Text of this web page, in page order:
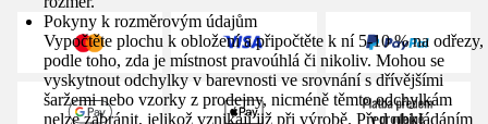
Pokyny k rozměrovým údajům
Vypočtěte plochu k obložení a připočtěte k ní 5-10 % na odřezy,
podle toho, zda je místnost pravoúhlá či nikoliv. Mohou se
vyskytnout odchylky v barevnosti ve srovnání s dřívějšími
šaržemi nebo vzorky z prodejny, nicméně těmto odchylkám
nelze zabránit, jelikož vznikají již při výrobě. Před obkládáním